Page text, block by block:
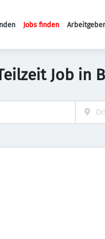
Haupt-
Jobs finden
Job in